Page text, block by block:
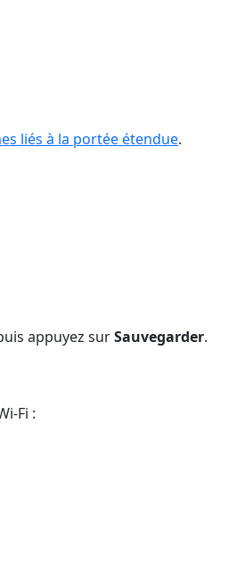
liés à la portée étendue.
appuyez surSauvegarder.
Fi :